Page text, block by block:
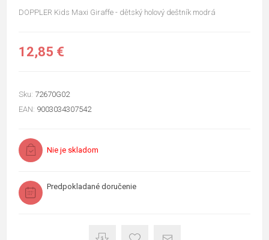
DOPPLER Kids Maxi Giraffe - dětský holový deštník modrá
12,85 €
Sku: 72670G02
EAN: 9003034307542
Nie je skladom
Predpokladané doručenie